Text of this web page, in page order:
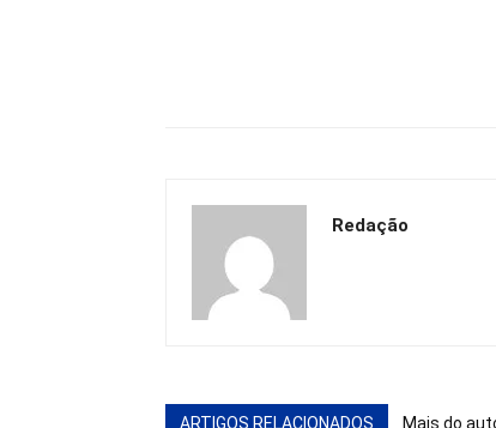
Redação
ARTIGOS RELACIONADOS Mais do